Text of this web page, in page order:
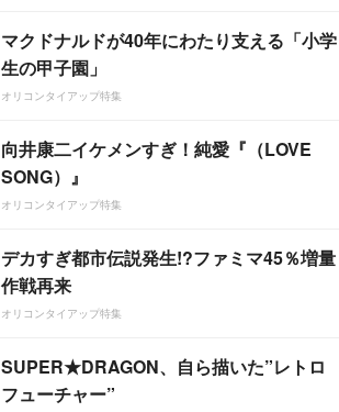
マクドナルドが40年にわたり支える「小学
生の甲子園」
オリコンタイアップ特集
向井康二イケメンすぎ！純愛『（LOVE
SONG）』
オリコンタイアップ特集
デカすぎ都市伝説発生!?ファミマ45％増量
作戦再来
オリコンタイアップ特集
SUPER★DRAGON、自ら描いた”レトロ
フューチャー”